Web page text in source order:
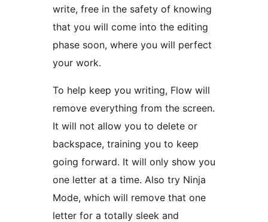
write, free in the safety of knowing
that you will come into the editing
phase soon, where you will perfect
your work.
To help keep you writing, Flow will
remove everything from the screen.
It will not allow you to delete or
backspace, training you to keep
going forward. It will only show you
one letter at a time. Also try Ninja
Mode, which will remove that one
letter for a totally sleek and